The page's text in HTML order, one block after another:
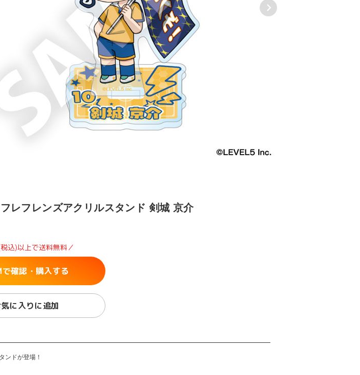
レフレンズアクリルスタンド 剣城 京介
込)以上で送料無料／
で確認・購入する
に入りに追加
ンドが登場！